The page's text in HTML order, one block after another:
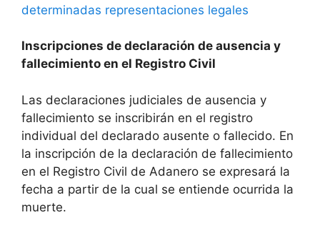
determinadas representaciones legales
Inscripciones de declaración de ausencia y
fallecimiento en el Registro Civil
Las declaraciones judiciales de ausencia y
fallecimiento se inscribirán en el registro
individual del declarado ausente o fallecido. En
la inscripción de la declaración de fallecimiento
en el Registro Civil de Adanero se expresará la
fecha a partir de la cual se entiende ocurrida la
muerte.